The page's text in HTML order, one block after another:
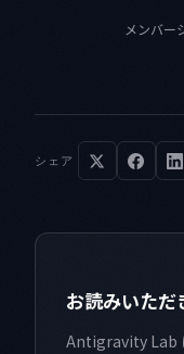
メンバー
シェア
お読みいただ
Antigravity Lab